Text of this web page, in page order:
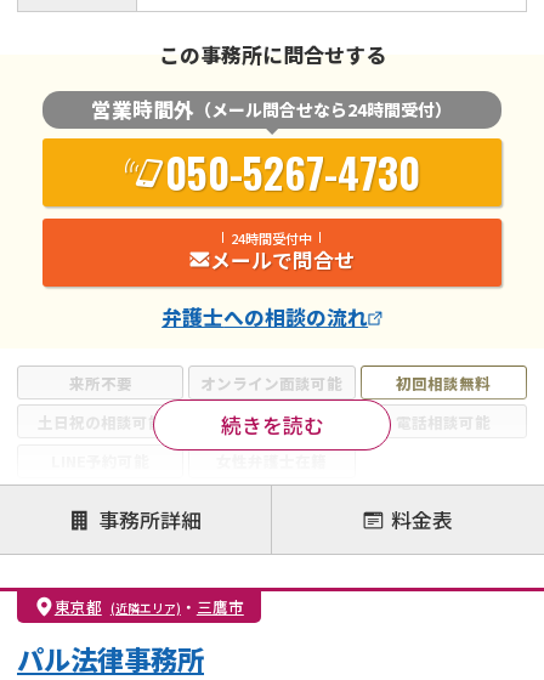
来所不要 オンライン面談可能
初回相談無料
土日祝の相談可能
19時以降電話可能
電話相談可能
注力案件
離婚前相談
離婚調停
離婚裁判
親権・面会交流権
DV
モラハラ
不貞・不倫慰謝料請求
国際離婚
財産分与
続きを読む
この事務所に問合せする
営業時間外 （メール問合せなら24時間受付）
050-5267-4730
24時間受付中
メールで問合せ
弁護士への相談の流れ
事務所詳細 料金表
東京都 (近隣エリア) ・ 三鷹市
パル法律事務所